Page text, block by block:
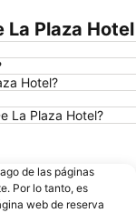
Plaza Hotel
Hotel?
La Plaza Hotel?
de las páginas
Por lo tanto, es
web de reserva